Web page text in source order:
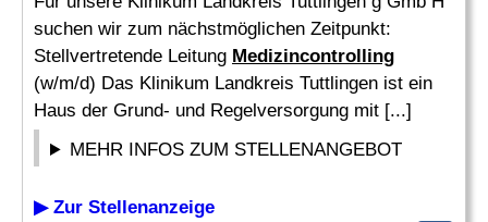
suchen wir zum nächstmöglichen Zeitpunkt:
Stellvertretende Leitung Medizincontrolling
(w/m/d) Das Klinikum Landkreis Tuttlingen ist ein
Haus der Grund- und Regelversorgung mit [...]
MEHR INFOS ZUM STELLENANGEBOT
▶ Zur Stellenanzeige